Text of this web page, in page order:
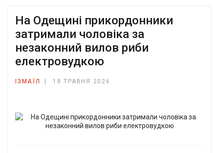
На Одещині прикордонники
затримали чоловіка за
незаконний вилов риби
електровудкою
ІЗМАЇЛ 18 ТРАВНЯ 2026